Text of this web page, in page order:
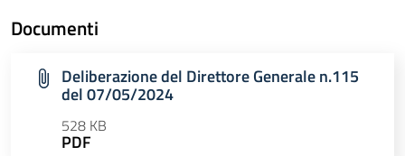
Documenti
Deliberazione del Direttore Generale n.115
del 07/05/2024
528 KB
PDF